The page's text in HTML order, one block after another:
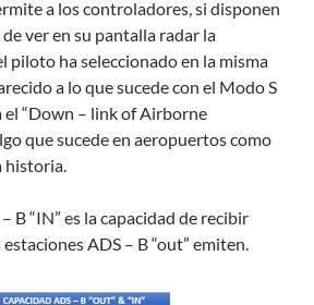
a los controladores, si disponen
ver en su pantalla radar la
piloto ha seleccionado en la misma
a lo que sucede con el Modo S
el “Down – link of Airborne
que sucede en aeropuertos como
historia.
B “IN” es la capacidad de recibir
ADS – B “out” emiten.